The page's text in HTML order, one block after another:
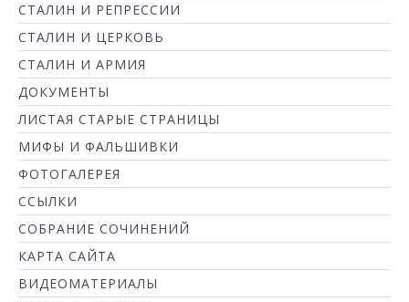
СТАЛИН И РЕПРЕССИИ
СТАЛИН И ЦЕРКОВЬ
СТАЛИН И АРМИЯ
ДОКУМЕНТЫ
ЛИСТАЯ СТАРЫЕ СТРАНИЦЫ
МИФЫ И ФАЛЬШИВКИ
ФОТОГАЛЕРЕЯ
ССЫЛКИ
СОБРАНИЕ СОЧИНЕНИЙ
КАРТА САЙТА
ВИДЕОМАТЕРИАЛЫ